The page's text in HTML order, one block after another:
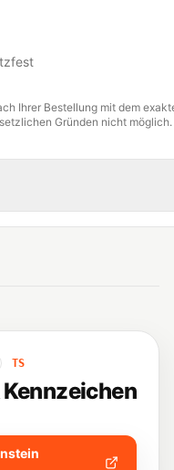
Ihrer Bestellung mit dem
Gründen nicht möglich.
TS